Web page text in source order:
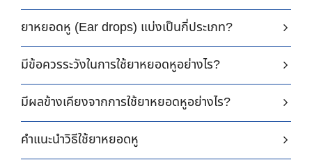
ยาหยอดหู (Ear drops) แบ่งเป็นกี่ประเภท?
มีข้อควรระวังในการใช้ยาหยอดหูอย่างไร?
มีผลข้างเคียงจากการใช้ยาหยอดหูอย่างไร?
คำแนะนำวิธีใช้ยาหยอดหู